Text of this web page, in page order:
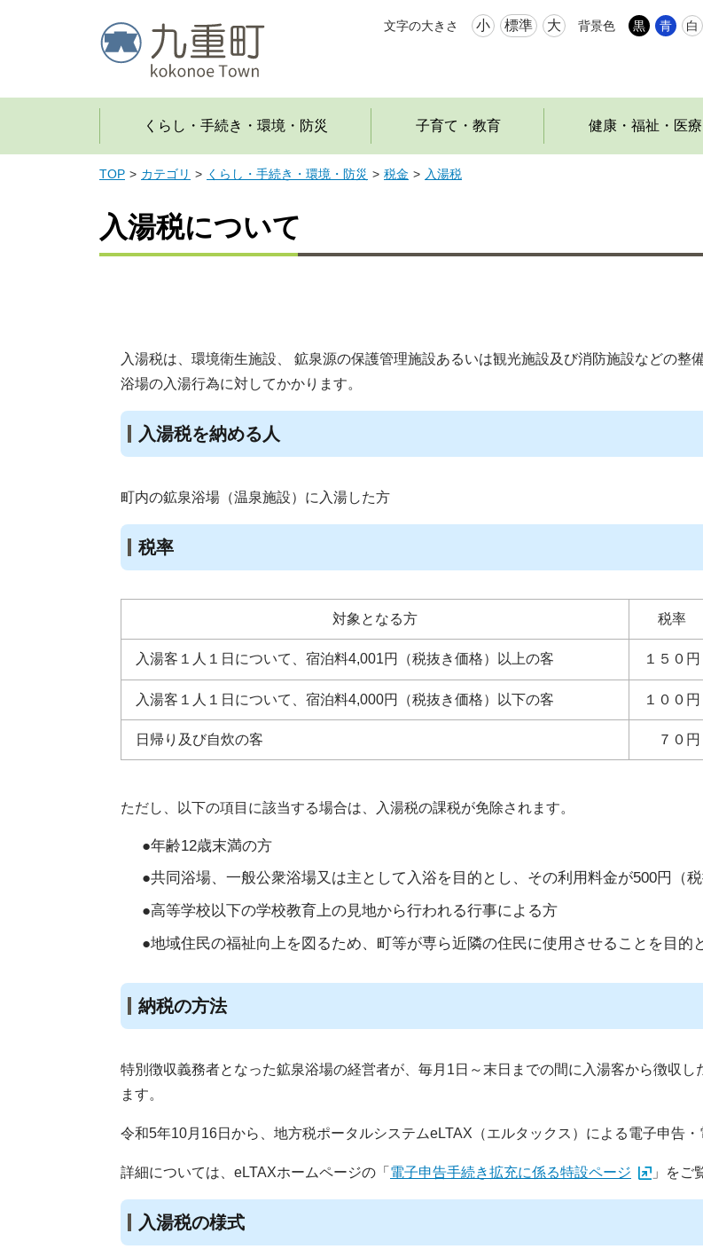
本
文字の大きさ 小 標準 大 背景色 黒 青 白
くらし・手続き・環境・防災 子育て・教育 健康・福祉・医療
TOP カテゴリ くらし・手続き・環境・防災 税金 入湯税
入湯税について
入湯税は、環境衛生施設、 鉱泉源の保護管理施設あるいは観光施設及び消防施設などの整
浴場の入湯行為に対してかかります。
入湯税を納める人
町内の鉱泉浴場（温泉施設）に入湯した方
税率
対象となる方 税率
入湯客１人１日について、宿泊料4,001円（税抜き価格）以上の客 １５０円
入湯客１人１日について、宿泊料4,000円（税抜き価格）以下の客 １００円
日帰り及び自炊の客 ７０円
ただし、以下の項目に該当する場合は、入湯税の課税が免除されます。
●年齢12歳末満の方
●共同浴場、一般公衆浴場又は主として入浴を目的とし、その利用料金が500円（
●高等学校以下の学校教育上の見地から行われる行事による方
●地域住民の福祉向上を図るため、町等が専ら近隣の住民に使用させることを目的
納税の方法
特別徴収義務者となった鉱泉浴場の経営者が、毎月1日～末日までの間に入湯客から徴収
ます。
令和5年10月16日から、地方税ポータルシステムeLTAX（エルタックス）による電子申告・
詳細については、eLTAXホームページの「 電子申告手続き拡充に係る特設ページ 」をご
入湯税の様式